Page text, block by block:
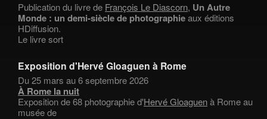
Publication du livre de François Le Diascorn, Un Autre
Monde : un demi-siècle de photographieaux éditions
HDiffusion.
Le livre sort
Exposition d'Hervé Gloaguen à Rome
Du 25 mars au 6 septembre 2026
À Rome la nuit
Exposition de 68 photographie d'Hervé Gloaguenà Rome au
musée de